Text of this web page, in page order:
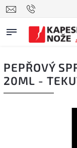
PEPŘOVÝ
20ML -